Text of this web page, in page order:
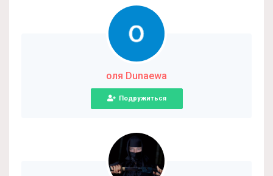
оля Dunaewa
Подружиться